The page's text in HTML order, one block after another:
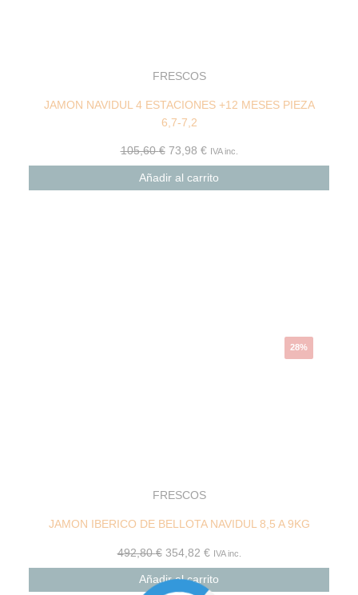
FRESCOS
JAMON NAVIDUL 4 ESTACIONES +12 MESES PIEZA
6,7-7,2
105,60€ 73,98 € IVA inc.
Añadir al carrito
28%
FRESCOS
JAMON IBERICO DE BELLOTA NAVIDUL 8,5 A 9KG
492,80€ 354,82 € IVA inc.
Añadir al carrito